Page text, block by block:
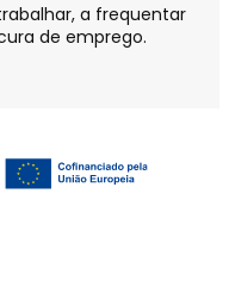
a frequentar
de emprego.